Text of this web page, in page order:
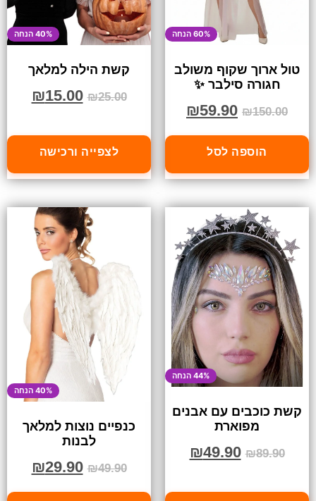
60% הנחה
טול ארוך שקוף משולב
חגורה סילבר ✨
₪150.00
₪59.90
הוספה לסל
40% הנחה
קשת הילה למלאך
₪25.00
₪15.00
לצפייה ורכישה
44% הנחה
קשת כוכבים עם אבנים
מפוארת
₪89.90
₪49.90
40% הנחה
כנפיים נוצות למלאך
לבנות
₪49.90
₪29.90